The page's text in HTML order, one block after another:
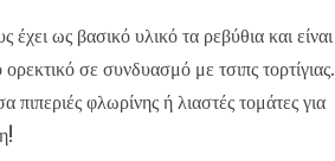
έχει ως βασικό υλικό τα ρεβύθια και είναι
ορεκτικό σε συνδυασμό με τσιπς τορτίγιας.
πιπεριές φλωρίνης ή λιαστές τομάτες για